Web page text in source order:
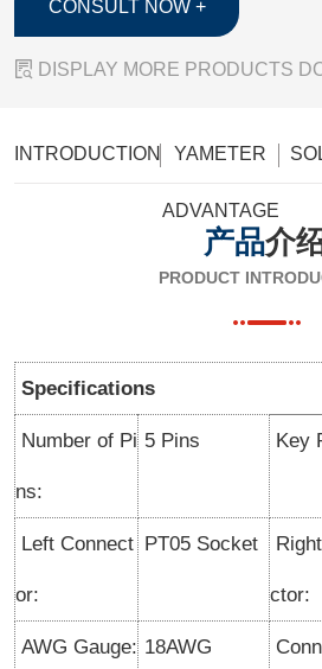
CONSULT NOW +
 DISPLAY MORE PRODUCTS
INTRODUCTION YAMETER
ADVANTAGE
产品介
PRODUCT
Specifications
Number of Pi
ns:
5 Pins Key
Left Connect
or:
PT05 Socket
ctor:
AWG Gauge: 18AWG